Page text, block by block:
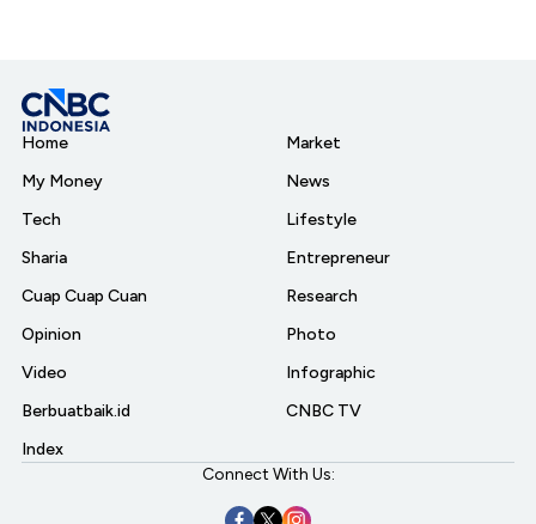
Home
My Money
Tech
Sharia
Cuap Cuap Cuan
Opinion
Video
Berbuatbaik.id
Index
Market
News
Lifestyle
Entrepreneur
Research
Photo
Infographic
CNBC TV
Connect With Us: